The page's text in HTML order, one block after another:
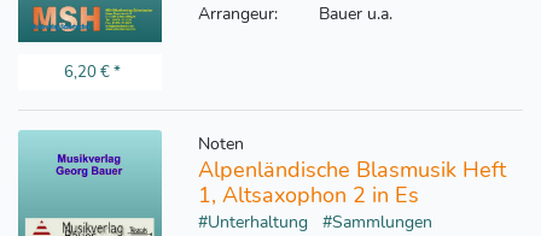
6,20 €*
Arrangeur: Bauer u.a.
Noten
Alpenländische Blasmusik Heft
1, Altsaxophon 2 in Es
#Unterhaltung
#Sammlungen